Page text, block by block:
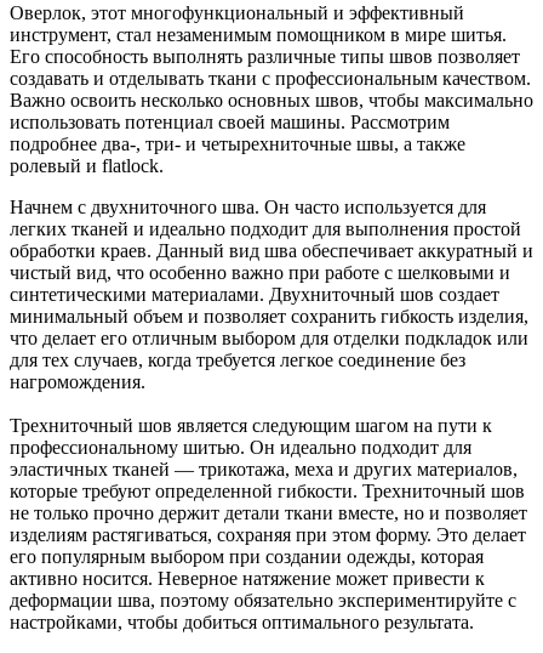
Оверлок, этот многофункциональный и эффективный
инструмент, стал незаменимым помощником в мире шитья.
Его способность выполнять различные типы швов позволяет
создавать и отделывать ткани с профессиональным качеством.
Важно освоить несколько основных швов, чтобы максимально
использовать потенциал своей машины. Рассмотрим
подробнее два-, три- и четырехниточные швы, а также
ролевый и flatlock.
Начнем с двухниточного шва. Он часто используется для
легких тканей и идеально подходит для выполнения простой
обработки краев. Данный вид шва обеспечивает аккуратный и
чистый вид, что особенно важно при работе с шелковыми и
синтетическими материалами. Двухниточный шов создает
минимальный объем и позволяет сохранить гибкость изделия,
что делает его отличным выбором для отделки подкладок или
для тех случаев, когда требуется легкое соединение без
нагромождения.
Трехниточный шов является следующим шагом на пути к
профессиональному шитью. Он идеально подходит для
эластичных тканей — трикотажа, меха и других материалов,
которые требуют определенной гибкости. Трехниточный шов
не только прочно держит детали ткани вместе, но и позволяет
изделиям растягиваться, сохраняя при этом форму. Это делает
его популярным выбором при создании одежды, которая
активно носится. Неверное натяжение может привести к
деформации шва, поэтому обязательно экспериментируйте с
настройками, чтобы добиться оптимального результата.